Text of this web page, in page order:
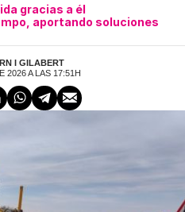
gracias a él
aportando soluciones
I GILABERT
2026 A LAS 17:51H